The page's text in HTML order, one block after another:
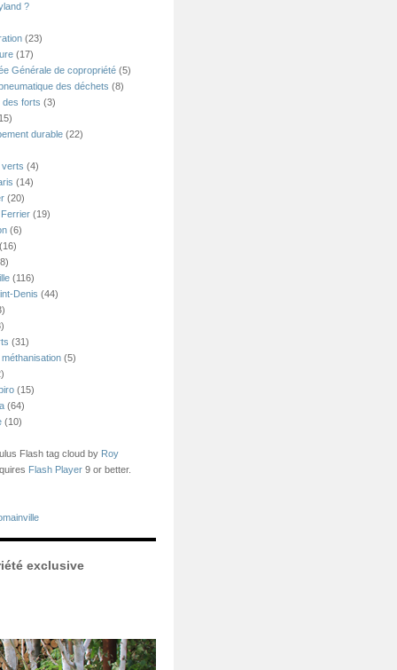
?
(23)
(17)
Générale de copropriété (5)
des déchets (8)
des forts (3)
durable (22)
(4)
(14)
(20)
(19)
(6)
(116)
Denis (44)
(31)
(5)
(15)
(64)
(10)
Flash tag cloud by Roy
Flash Player 9 or better.
exclusive